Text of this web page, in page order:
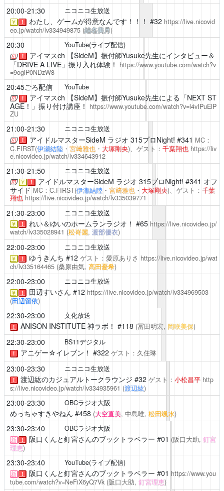
20:00-21:30 ニコニコ生放送
￥ ！ わたし、ゲームが得意なんです！！！ #32 https://live.nicovid
eo.jp/watch/lv334949875 (結名美月)
20:30 YouTube(ライブ配信)
！ アイマスch 【SideM】振付師Yusuke先生にインタビュー＆
「DRIVE A LIVE」振り入れ体験！
https://www.youtube.com/watch?v
=9ogiP0NDzW8
20:45ごろ配信 YouTube
！ アイマスch 【SideM】振付師Yusuke先生による「NEXT ST
AGE！」振り付け講座！
https://www.youtube.com/watch?v=l4vIPuElP
ZU
21:00-21:30 ニコニコ生放送
！ アイドルマスターSideM ラジオ 315プロNight! #341 MC：
C.FIRST(伊瀬結陸・ 宮﨑雅也・ 大塚剛央)、ゲスト： 千葉翔也 https://liv
e.nicovideo.jp/watch/lv334643912
21:30-21:50 ニコニコ生放送
￥ ！ アイドルマスターSideM ラジオ 315プロNight! #341 オフ
サイド MC：C.FIRST(伊瀬結陸・ 宮﨑雅也・ 大塚剛央)、ゲスト： 千葉
翔也 https://live.nicovideo.jp/watch/lv335039771
21:30-23:00 ニコニコ生放送
￥ ！ れい＆ゆいのホームランラジオ！ #65 https://live.nicovideo.jp/
watch/lv335028941 (松嵜麗, 渡部優衣)
22:00-23:00 ニコニコ生放送
￥ ！ ゆうきんち #12 ゲスト：愛原ありさ https://live.nicovideo.jp/wat
ch/lv335164465 (桑原由気, 高田憂希)
22:00-23:00 ニコニコ生放送
￥ ！ 田辺すいさん #12 https://live.nicovideo.jp/watch/lv334969503
(田辺留依)
22:30-23:00 文化放送
！ ANISON INSTITUTE 神ラボ！ #118 (冨田明宏, 岡咲美保)
22:30-23:00 BS11デジタル
！ アニゲー☆イレブン！ #322 ゲスト：久住琳
23:00-23:30 ニコニコ生放送
！ 渡辺紘のカジュアルトークラウンジ #32 ゲスト： 小松昌平 http
s://live.nicovideo.jp/watch/lv334935961 (渡辺紘)
23:00-23:30 OBCラジオ大阪
めっちゃすきやねん #458 (大空直美, 中島唯, 松田颯水)
23:30-23:40 OBCラジオ大阪
新 ！ 阪口くんと釘宮さんのブックトラベラー #01 (阪口大助, 釘宮
理恵)
23:30-23:40 YouTube(ライブ配信)
新 ！ 阪口くんと釘宮さんのブックトラベラー #01 https://www.you
tube.com/watch?v=NeFiX6yQ7Vk (阪口大助, 釘宮理恵)